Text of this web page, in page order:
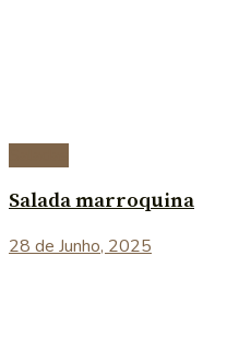
Salada marroquina
28 de Junho, 2025